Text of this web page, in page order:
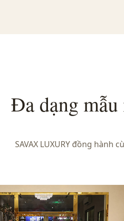
Đa dạng
SAVAX LUXURY đồng